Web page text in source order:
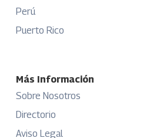
Perú
Puerto Rico
Más Información
Sobre Nosotros
Directorio
Aviso Legal